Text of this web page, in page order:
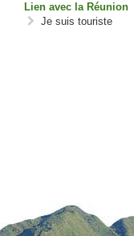
Lien avec la Réunion
Je suis touriste